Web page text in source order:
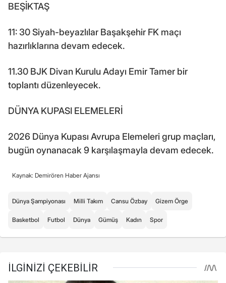
BEŞİKTAŞ
11: 30 Siyah-beyazlılar Başakşehir FK maçı
hazırlıklarına devam edecek.
11.30 BJK Divan Kurulu Adayı Emir Tamer bir
toplantı düzenleyecek.
DÜNYA KUPASI ELEMELERİ
2026 Dünya Kupası Avrupa Elemeleri grup maçları,
bugün oynanacak 9 karşılaşmayla devam edecek.
Kaynak: Demirören Haber Ajansı
Dünya Şampiyonası Milli Takım Cansu Özbay Gizem Örge
Basketbol Futbol Dünya Gümüş Kadın Spor